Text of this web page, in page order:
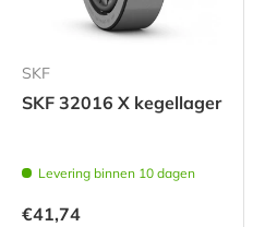
SKF
SKF 32016 X kegellager
Levering binnen 10 dagen
€41,74